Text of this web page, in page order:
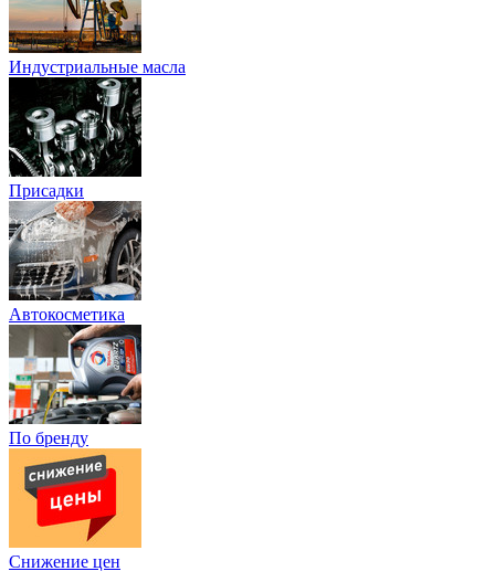
Индустриальные масла
Присадки
Автокосметика
По бренду
Снижение цен